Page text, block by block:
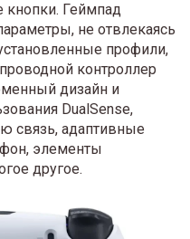
кнопки. Геймпад
не отвлекаясь
профили,
контроллер
дизайн и
DualSense,
связь, адаптивные
элементы
другое.